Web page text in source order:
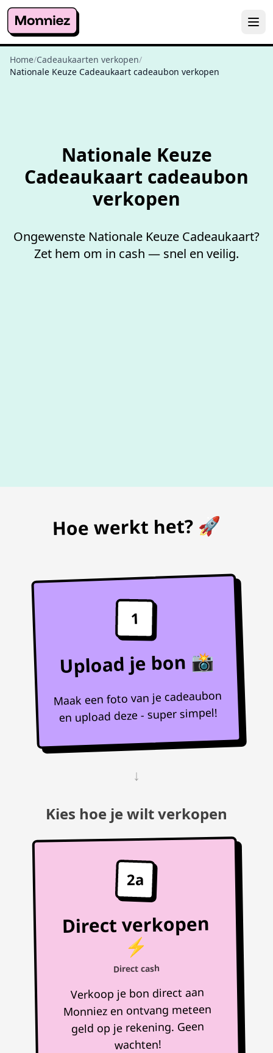
Home/Cadeaukaarten verkopen/
Nationale Keuze Cadeaukaart cadeaubon verkopen
Nationale Keuze
Cadeaukaart cadeaubon
verkopen
Ongewenste Nationale Keuze Cadeaukaart?
Zet hem om in cash — snel en veilig.
Hoe werkt het? 🚀
1
Upload je bon 📸
Maak een foto van je cadeaubon
en upload deze - super simpel!
↓
Kies hoe je wilt verkopen
2a
Direct verkopen
⚡
Direct cash
Verkoop je bon direct aan
Monniez en ontvang meteen
geld op je rekening. Geen
wachten!